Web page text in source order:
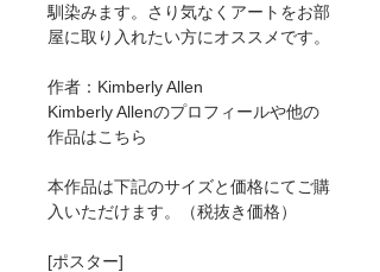
馴染みます。さり気なくアートをお部
屋に取り入れたい方にオススメです。
作者：Kimberly Allen
Kimberly Allenのプロフィールや他の
作品はこちら
本作品は下記のサイズと価格にてご購
入いただけます。（税抜き価格）
[ポスター]